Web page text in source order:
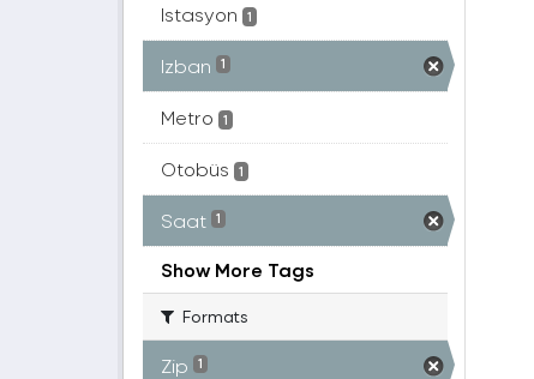
Istasyon 1
Izban 1
Metro 1
Otobüs 1
Saat 1
Show More Tags
Formats
Zip 1